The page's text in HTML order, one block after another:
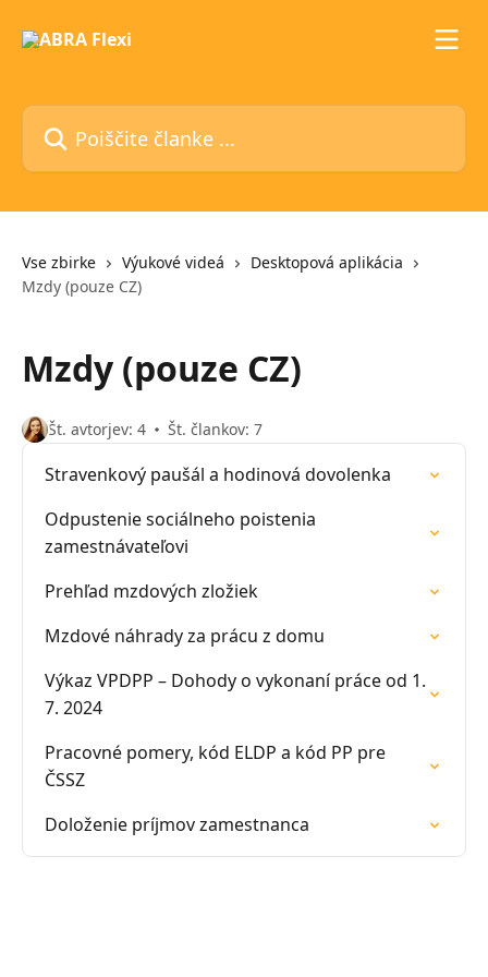
Poiščite članke ...
Vse zbirke Výukové videá
Desktopová aplikácia
Mzdy (pouze CZ)
Mzdy (pouze CZ)
Št. avtorjev: 4 Št. člankov: 7
Stravenkový paušál a hodinová dovolenka
Odpustenie sociálneho poistenia
zamestnávateľovi
Prehľad mzdových zložiek
Mzdové náhrady za prácu z domu
Výkaz VPDPP – Dohody o vykonaní práce od 1.
7. 2024
Pracovné pomery, kód ELDP a kód PP pre
ČSSZ
Doloženie príjmov zamestnanca